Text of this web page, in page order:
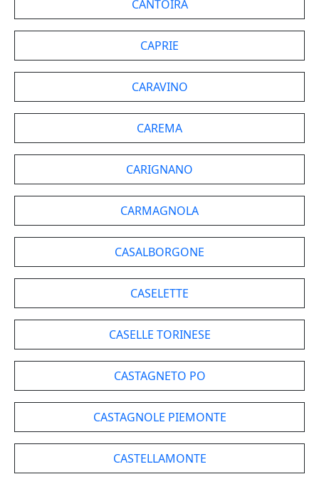
CANTOIRA
CAPRIE
CARAVINO
CAREMA
CARIGNANO
CARMAGNOLA
CASALBORGONE
CASELETTE
CASELLE TORINESE
CASTAGNETO PO
CASTAGNOLE PIEMONTE
CASTELLAMONTE